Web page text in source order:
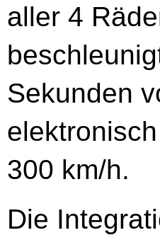
aller 4
Sekunden
300 km/h.
Die